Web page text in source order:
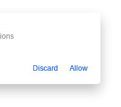
Discard Allow